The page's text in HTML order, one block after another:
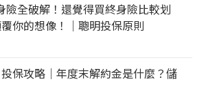
險全破解！還覺得買終身險比較划
你的想像！｜聰明投保原則
保攻略｜年度末解約金是什麼？儲